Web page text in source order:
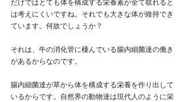
だけではとても体を構成する栄養素が全て取れると
は考えにくいですね。それでも大きな体が維持でき
ています。何故でしょうか？
それは、牛の消化管に棲んでいる腸内細菌達の働き
があるからなのです。
腸内細菌達が草から体を構成する栄養を作り出して
いるからです。自然界の動物達は現代人のように栄